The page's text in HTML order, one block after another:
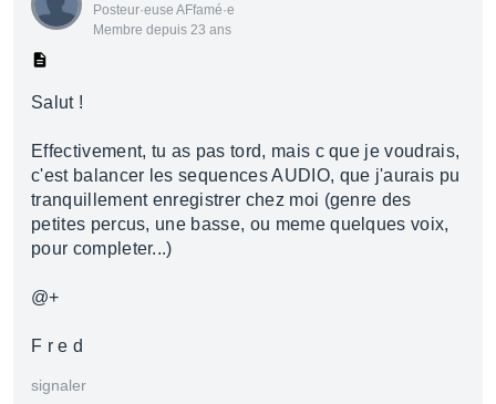
Posteur·euse AFfamé·e
Membre depuis 23 ans
Salut !
Effectivement, tu as pas tord, mais c que je voudrais,
c'est balancer les sequences AUDIO, que j'aurais pu
tranquillement enregistrer chez moi (genre des
petites percus, une basse, ou meme quelques voix,
pour completer...)
@+
F r e d
signaler